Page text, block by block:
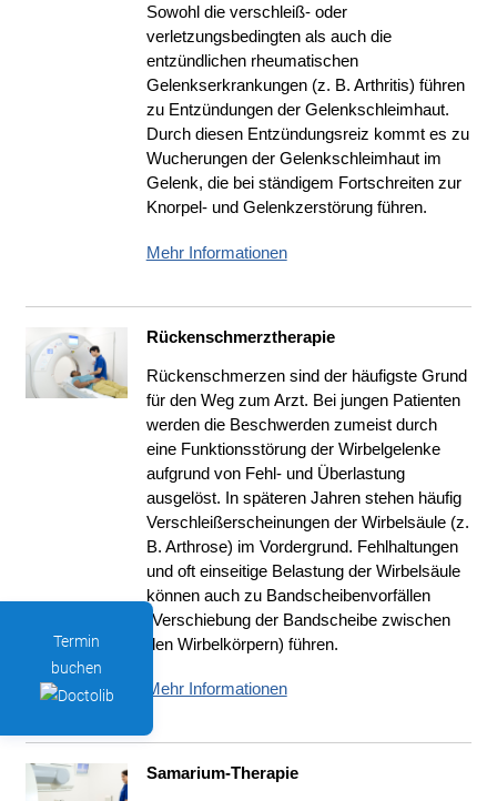
Termin
buchen
Sowohl die verschleiß- oder
verletzungsbedingten als auch die
entzündlichen rheumatischen
Gelenkserkrankungen (z. B. Arthritis) führen
zu Entzündungen der Gelenkschleimhaut.
Durch diesen Entzündungsreiz kommt es zu
Wucherungen der Gelenkschleimhaut im
Gelenk, die bei ständigem Fortschreiten zur
Knorpel- und Gelenkzerstörung führen.
Mehr Informationen
Rückenschmerztherapie
Rückenschmerzen sind der häufigste Grund
für den Weg zum Arzt. Bei jungen Patienten
werden die Beschwerden zumeist durch
eine Funktionsstörung der Wirbelgelenke
aufgrund von Fehl- und Überlastung
ausgelöst. In späteren Jahren stehen häufig
Verschleißerscheinungen der Wirbelsäule (z.
B. Arthrose) im Vordergrund. Fehlhaltungen
und oft einseitige Belastung der Wirbelsäule
können auch zu Bandscheibenvorfällen
(Verschiebung der Bandscheibe zwischen
den Wirbelkörpern) führen.
Mehr Informationen
Samarium-Therapie